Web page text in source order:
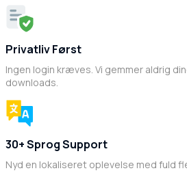
Privatliv Først
Ingen login kræves. Vi gemmer aldrig
downloads.
30+ Sprog Support
Nyd en lokaliseret oplevelse med fuld